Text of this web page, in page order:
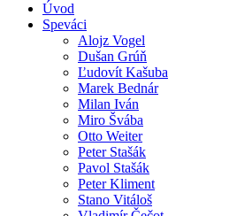
Úvod
Speváci
Alojz Vogel
Dušan Grúň
Ľudovít Kašuba
Marek Bednár
Milan Iván
Miro Švába
Otto Weiter
Peter Stašák
Pavol Stašák
Peter Kliment
Stano Vitáloš